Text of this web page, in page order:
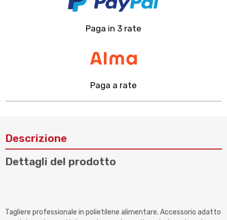
Paga in 3 rate
Paga a rate
Descrizione
Dettagli del prodotto
Tagliere professionale in polietilene alimentare. Accessorio adatto